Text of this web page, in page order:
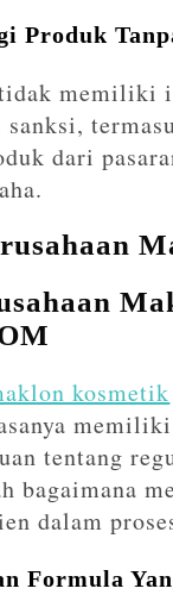
Produk
memiliki
dari
kosmetik
tentang
bagaimana
dalam
Formula